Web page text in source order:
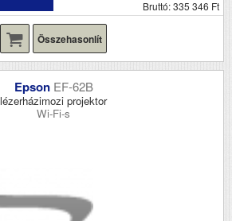
Bruttó: 335 346 Ft
Összehasonlít
Epson EF-62B
lézerházimozi projektor
Wi-Fi-s